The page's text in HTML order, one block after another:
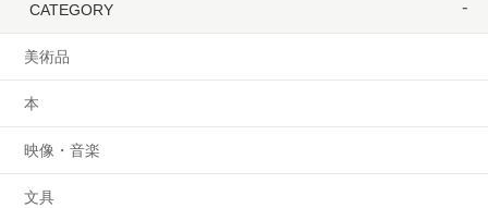
CATEGORY
美術品
本
映像・音楽
文具